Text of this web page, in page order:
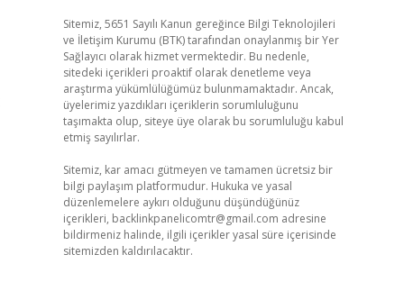
Sitemiz, 5651 Sayılı Kanun gereğince Bilgi Teknolojileri
ve İletişim Kurumu (BTK) tarafından onaylanmış bir Yer
Sağlayıcı olarak hizmet vermektedir. Bu nedenle,
sitedeki içerikleri proaktif olarak denetleme veya
araştırma yükümlülüğümüz bulunmamaktadır. Ancak,
üyelerimiz yazdıkları içeriklerin sorumluluğunu
taşımakta olup, siteye üye olarak bu sorumluluğu kabul
etmiş sayılırlar.
Sitemiz, kar amacı gütmeyen ve tamamen ücretsiz bir
bilgi paylaşım platformudur. Hukuka ve yasal
düzenlemelere aykırı olduğunu düşündüğünüz
içerikleri, backlinkpanelicomtr@gmail.com adresine
bildirmeniz halinde, ilgili içerikler yasal süre içerisinde
sitemizden kaldırılacaktır.